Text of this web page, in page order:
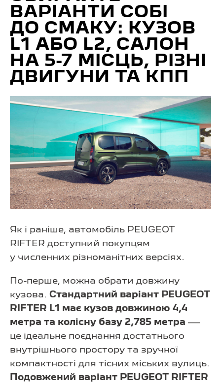
ВАРІАНТИ СОБІ
ДО СМАКУ: КУЗОВ
L1 АБО L2, САЛОН
НА 5-7 МІСЦЬ, РІЗНІ
ДВИГУНИ ТА КПП
Як і раніше, автомобіль PEUGEOT
RIFTER доступний покупцям
у численних різноманітних версіях.
По-перше, можна обрати довжину
кузова. Стандартний варіант PEUGEOT
RIFTER L1 має кузов довжиною 4,4
метра та колісну базу 2,785 метра —
це ідеальне поєднання достатнього
внутрішнього простору та зручної
компактності для тісних міських вулиць.
Подовжений варіант PEUGEOT RIFTER